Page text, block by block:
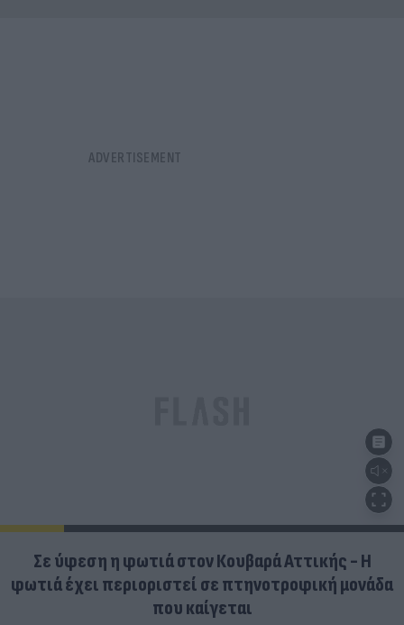
Σε ύφεση η φωτιά στον Κουβαρά Αττικής - Η
φωτιά έχει περιοριστεί σε πτηνοτροφική μονάδα
που καίγεται